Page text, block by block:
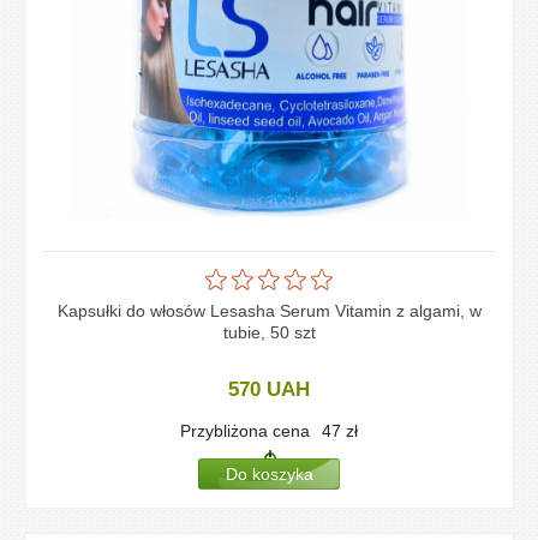
Kapsułki do włosów Lesasha Serum Vitamin z algami, w
tubie, 50 szt
570 UAH
Przybliżona cena 47 zł